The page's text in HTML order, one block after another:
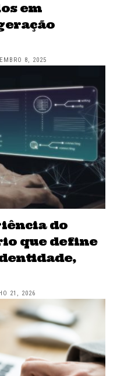
em
8, 2025
do
que define
21, 2026